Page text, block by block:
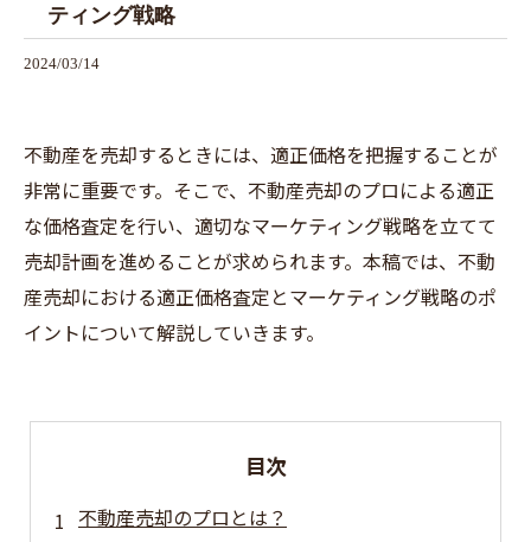
ティング戦略
2024/03/14
不動産を売却するときには、適正価格を把握することが
非常に重要です。そこで、不動産売却のプロによる適正
な価格査定を行い、適切なマーケティング戦略を立てて
売却計画を進めることが求められます。本稿では、不動
産売却における適正価格査定とマーケティング戦略のポ
イントについて解説していきます。
目次
不動産売却のプロとは？